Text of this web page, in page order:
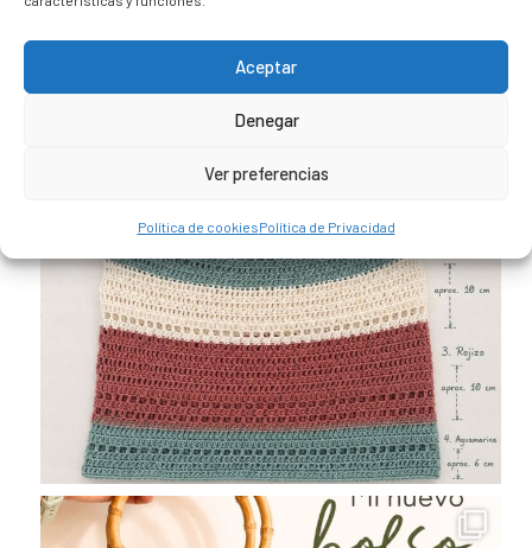
Aceptar
Denegar
Ver preferencias
Política de cookiesPolítica de Privacidad